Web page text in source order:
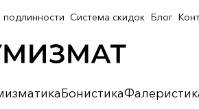
Бонистика
подлинности Система скидок Блог